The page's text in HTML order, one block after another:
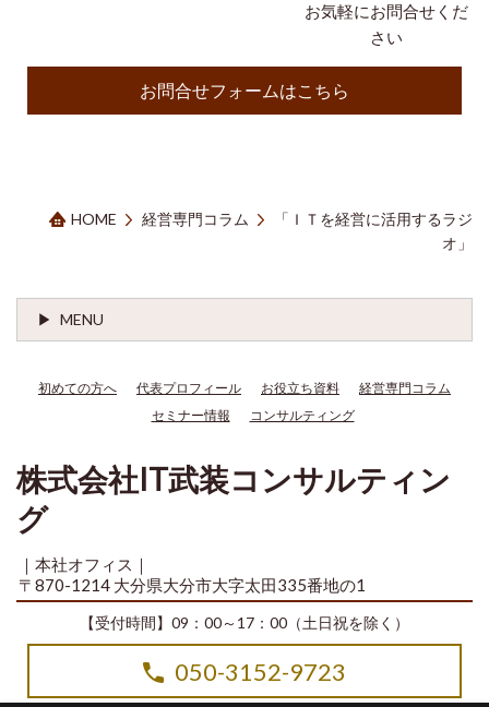
お気軽にお問合せくだ
さい
お問合せフォームはこちら
HOME 経営専門コラム
「ＩＴを経営に活用するラジ
オ」
MENU
初めての方へ 代表プロフィール お役立ち資料
経営専門コラム
セミナー情報
コンサルティング
株式会社IT武装コンサルティン
グ
｜本社オフィス｜
〒870-1214 大分県大分市大字太田335番地の1
【受付時間】09：00～17：00（土日祝を除く）
050-3152-9723